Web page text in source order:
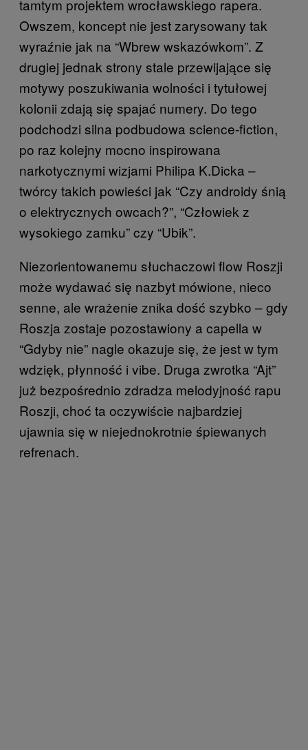
tamtym projektem wrocławskiego rapera.
Owszem, koncept nie jest zarysowany tak
wyraźnie jak na “Wbrew wskazówkom”. Z
drugiej jednak strony stale przewijające się
motywy poszukiwania wolności i tytułowej
kolonii zdają się spajać numery. Do tego
podchodzi silna podbudowa science-fiction,
po raz kolejny mocno inspirowana
narkotycznymi wizjami Philipa K.Dicka –
twórcy takich powieści jak “Czy androidy śnią
o elektrycznych owcach?”, “Człowiek z
wysokiego zamku” czy “Ubik”.
Niezorientowanemu słuchaczowi flow Roszji
może wydawać się nazbyt mówione, nieco
senne, ale wrażenie znika dość szybko – gdy
Roszja zostaje pozostawiony a capella w
“Gdyby nie” nagle okazuje się, że jest w tym
wdzięk, płynność i vibe. Druga zwrotka “Ajt”
już bezpośrednio zdradza melodyjność rapu
Roszji, choć ta oczywiście najbardziej
ujawnia się w niejednokrotnie śpiewanych
refrenach.